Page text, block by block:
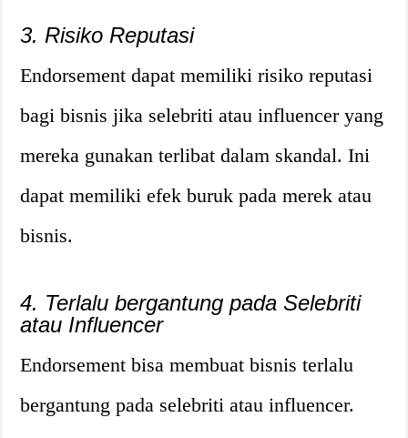
3. Risiko Reputasi
Endorsement dapat memiliki risiko reputasi
bagi bisnis jika selebriti atau influencer yang
mereka gunakan terlibat dalam skandal. Ini
dapat memiliki efek buruk pada merek atau
bisnis.
4. Terlalu bergantung pada Selebriti
atau Influencer
Endorsement bisa membuat bisnis terlalu
bergantung pada selebriti atau influencer.